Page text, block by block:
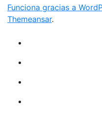
Funciona gracias a
Themeansar.